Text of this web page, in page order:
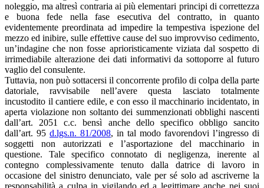
noleggio, ma altresì contraria ai più elementari principi di correttezza
e buona fede nella fase esecutiva del contratto, in quanto
evidentemente preordinata ad impedire la tempestiva ispezione del
mezzo ed inibire, sulle effettive cause del suo improvviso cedimento,
un’indagine che non fosse aprioristicamente viziata dal sospetto di
irrimediabile alterazione dei dati informativi da sottoporre al futuro
vaglio del consulente.
Tuttavia, non può sottacersi il concorrente profilo di colpa della parte
datoriale, ravvisabile nell’avere questa lasciato totalmente
incustodito il cantiere edile, e con esso il macchinario incidentato, in
aperta violazione non soltanto dei summenzionati obblighi nascenti
dall’art. 2051 c.c. bensì anche dello specifico obbligo sancito
dall’art. 95 d.lgs.n. 81/2008, in tal modo favorendovi l’ingresso di
soggetti non autorizzati e l’asportazione del macchinario in
questione. Tale specifico connotato di negligenza, inerente al
contegno complessivamente tenuto dalla datrice di lavoro in
occasione del sinistro denunciato, vale per sé solo ad ascriverne la
responsabilità a culpa in vigilando ed a legittimare anche nei suoi